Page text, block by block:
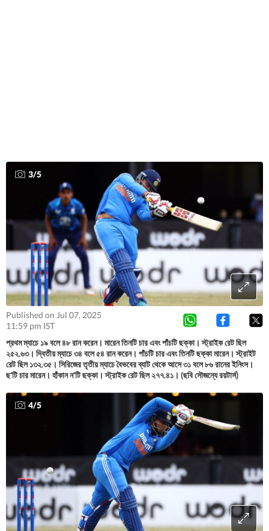
3/5
Published on Jul 07, 2025
11:59 pm IST
প্রথম ম্যাচে ১৯ বলে ৪৮ রান করেন। মারেন তিনটি চার এবং পাঁচটি ছক্কা। স্ট্রাইক রেট ছিল
২৫২.৬৩। দ্বিতীয় ম্যাচে ৩৪ বলে ৫৪ রান করেন। পাঁচটি চার এবং তিনটি ছক্কা মারেন। স্ট্রাইট
রেট ছিল ১৩২.৩৫। সিরিজের তৃতীয় ম্যাচে বৈভবের ব্যাট থেকে আসে ৩১ বলে ৮৬ রানের ইনিংস।
ছ'টি চার মারেন। হাঁকান ন'টি ছক্কা। স্ট্রাইক রেট ছিল ২৭৭.৪১। (ছবি সৌজন্যে রয়টার্স)
4/5